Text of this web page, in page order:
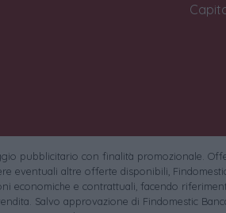
pubblicitario con finalità promozionale.
eventuali altre offerte disponibili,
economiche e contrattuali, facendo
Salvo approvazione di Findomestic